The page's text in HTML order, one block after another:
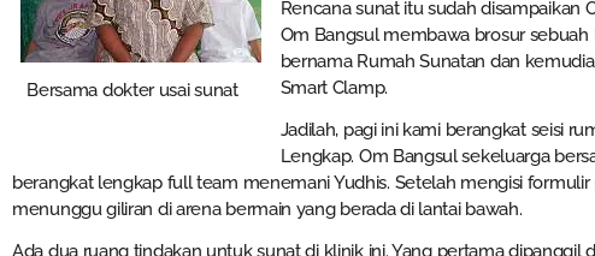
Bersama dokter usai sunat
Rencana sunat itu sudah disampaikan
Om Bangsul membawa brosur
bernama Rumah Sunatan dan
Smart Clamp.
Jadilah, pagi ini kami berangkat seisi
Lengkap. Om Bangsul sekeluarga
berangkat lengkap full team menemani Yudhis. Setelah mengisi
menunggu giliran di arena bermain yang berada di lantai bawah.
Ada dua ruang tindakan untuk sunat di klinik ini. Yang pertama dipanggil